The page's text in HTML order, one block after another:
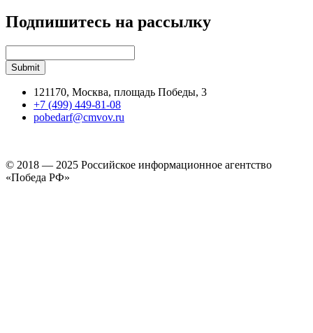
Подпишитесь на рассылку
121170, Москва, площадь Победы, 3
+7 (499) 449-81-08
pobedarf@cmvov.ru
© 2018 — 2025 Российское информационное агентство
«Победа РФ»